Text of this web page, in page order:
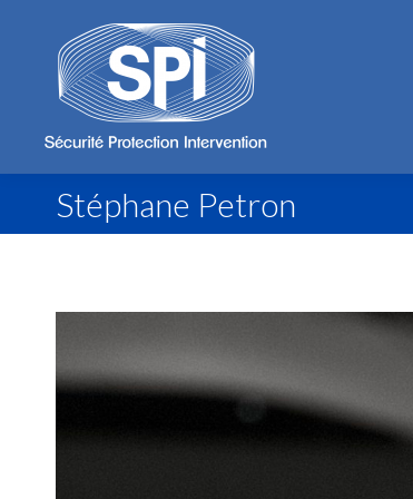
Stéphane Petron